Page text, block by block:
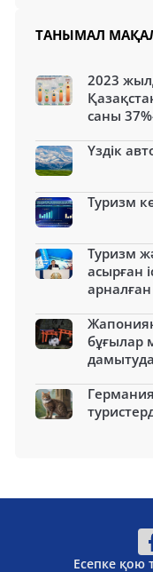
ТАНЫМАЛ
2023
саны
Үздік
Туризм
Туризм
асырған
арналған
бұғылар
дамытуда
Есепке қою